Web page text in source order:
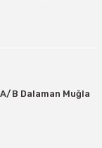
B Dalaman Muğla